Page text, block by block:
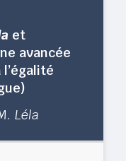
et
avancée
Léla